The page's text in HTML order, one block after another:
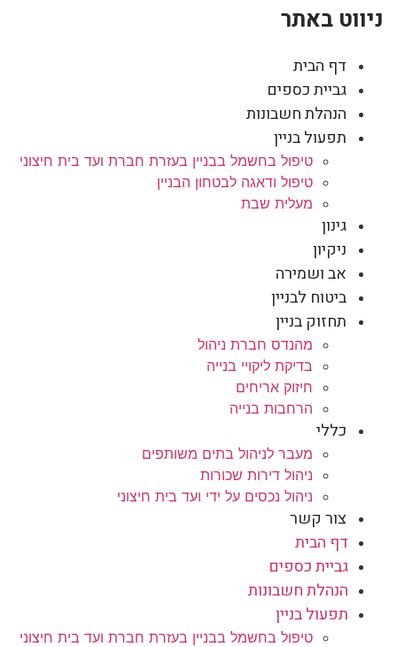
ניווט באתר
דף הבית
גביית כספים
הנהלת חשבונות
תפעול בניין
טיפול בחשמל בבניין בעזרת חברת ועד בית חיצוני
טיפול ודאגה לבטחון הבניין
מעלית שבת
גינון
ניקיון
אב ושמירה
ביטוח לבניין
תחזוק בניין
מהנדס חברת ניהול
בדיקת ליקויי בנייה
חיזוק אריחים
הרחבות בנייה
כללי
מעבר לניהול בתים משותפים
ניהול דירות שכורות
ניהול נכסים על ידי ועד בית חיצוני
צור קשר
דף הבית
גביית כספים
הנהלת חשבונות
תפעול בניין
טיפול בחשמל בבניין בעזרת חברת ועד בית חיצוני